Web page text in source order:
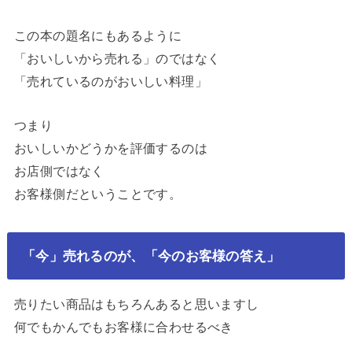
この本の題名にもあるように
「おいしいから売れる」のではなく
「売れているのがおいしい料理」
つまり
おいしいかどうかを評価するのは
お店側ではなく
お客様側だということです。
「今」売れるのが、「今のお客様の答え」
売りたい商品はもちろんあると思いますし
何でもかんでもお客様に合わせるべき